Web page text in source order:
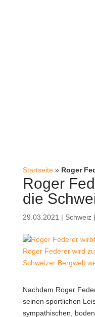
Startseite» Roger
Roger
die
29.03.2021 | Schweiz|
Roger Federer wird
Schweizer Bergwelt
Nachdem Roger
seinen sportlichen
sympathischen,